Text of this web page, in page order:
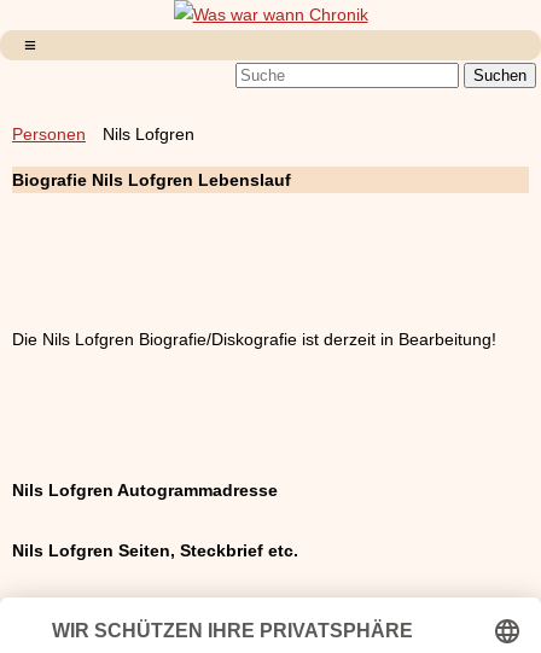
Personen Nils Lofgren
Biografie Nils Lofgren Lebenslauf
Die Nils Lofgren Biografie/Diskografie ist derzeit in Bearbeitung!
Nils Lofgren Autogrammadresse
Nils Lofgren Seiten, Steckbrief etc.